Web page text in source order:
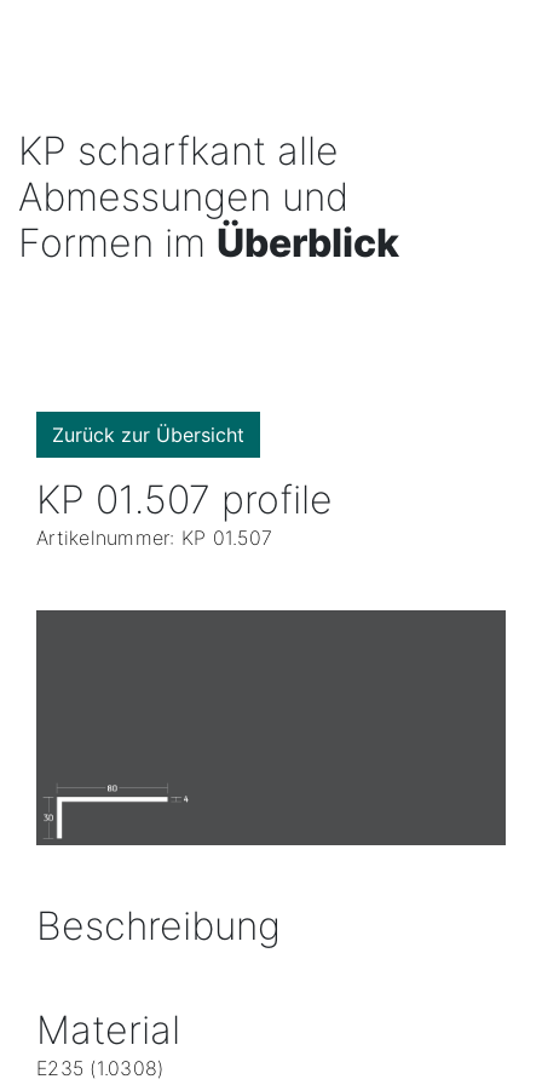
KP scharfkant alle
Abmessungen und
Formen im Überblick
Zurück zur Übersicht
KP 01.507 profile
Artikelnummer: KP 01.507
Beschreibung
Material
E235 (1.0308)